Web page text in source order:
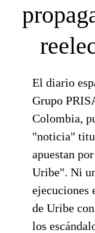
El diario
Grupo
Colombia,
"noticia"
apuestan
Uribe". Ni
ejecuciones
de Uribe
los